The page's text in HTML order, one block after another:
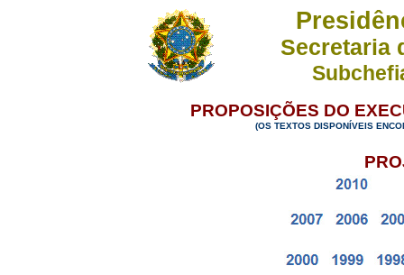
Secretaria
PROPOSIÇÕES DO
(OS TEXTOS DISPONÍVEIS
P